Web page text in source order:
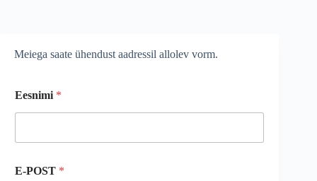
Meiega saate ühendust aadressil allolev vorm.
Eesnimi *
E-POST *